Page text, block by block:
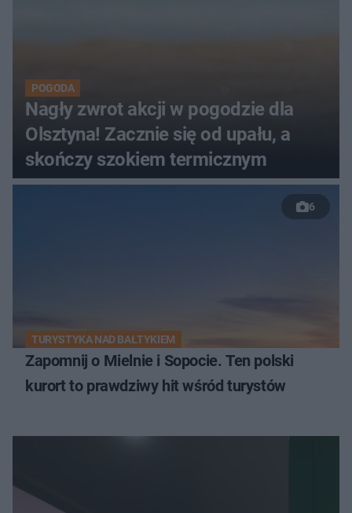
POGODA
Nagły zwrot akcji w pogodzie dla
Olsztyna! Zacznie się od upału, a
skończy szokiem termicznym
6
TURYSTYKA NAD BAŁTYKIEM
Zapomnij o Mielnie i Sopocie. Ten polski
kurort to prawdziwy hit wśród turystów